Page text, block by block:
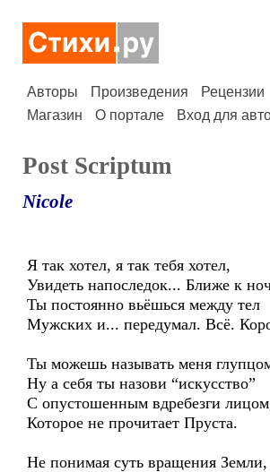
Авторы Произведения Рецензии
Магазин
О портале Вход для
Post Scriptum
Nicole
Я так хотел, я так тебя хотел,
Увидеть напоследок... Ближе к
Ты постоянно вьёшься между тел
Мужских и... передумал. Всё.
Ты можешь называть меня
Ну а себя ты назови “искусство”
С опустошенным вдребезги
Которое не прочитает Пруста.
Не понимая суть вращения Земли,